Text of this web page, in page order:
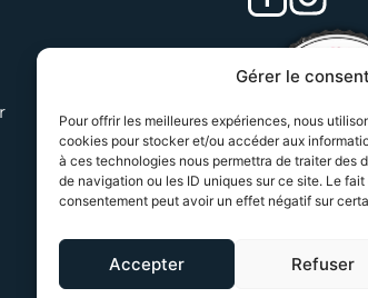
Gérer le
Pour offrir les meilleures expériences, nous
cookies pour stocker et/ou accéder aux
à ces technologies nous permettra de traiter des
de navigation ou les ID uniques sur ce site. Le
consentement peut avoir un effet négatif sur
Accepter Refuser